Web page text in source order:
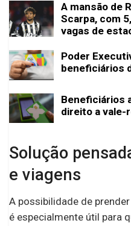
A mansão de
Scarpa, com
vagas de
Poder
beneficiários
Beneficiários
direito a vale-
Solução
e viagens
A possibilidade de
é especialmente útil para